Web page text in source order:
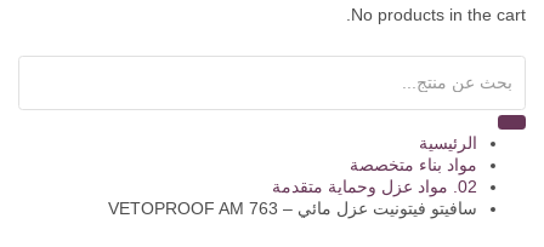
No products in the cart.
الرئيسية
مواد بناء متخصصة
02. مواد عزل وحماية متقدمة
سافيتو فيتونيت عزل مائي – VETOPROOF AM 763